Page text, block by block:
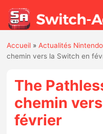
Actualités
Jeux
Accueil »Actualités Nintendo
chemin vers la Switch en
The
chemin
février